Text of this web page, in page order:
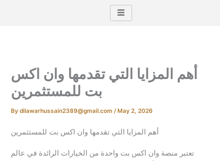
أهم المزايا التي تقدمها وان اكس
بت للمستثمرين
Bydilawarhussain2389@gmail.com/ May 2, 2026
أهم المزايا التي تقدمها وان اكس بت للمستثمرين
تعتبر منصة وان اكس بت واحدة من الخيارات الرائدة في عالم